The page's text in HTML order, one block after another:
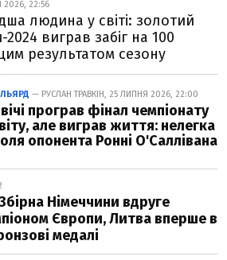
22:56
людина у світі: золотий
виграв забіг на 100
результатом сезону
— РУСЛАН ТРАВКІН, 25 ЛИПНЯ 2026, 22:00
програв фінал чемпіонату
але виграв життя: нелегка
опонента Ронні О'Саллівана
Німеччини вдруге
Європи, Литва вперше в
медалі